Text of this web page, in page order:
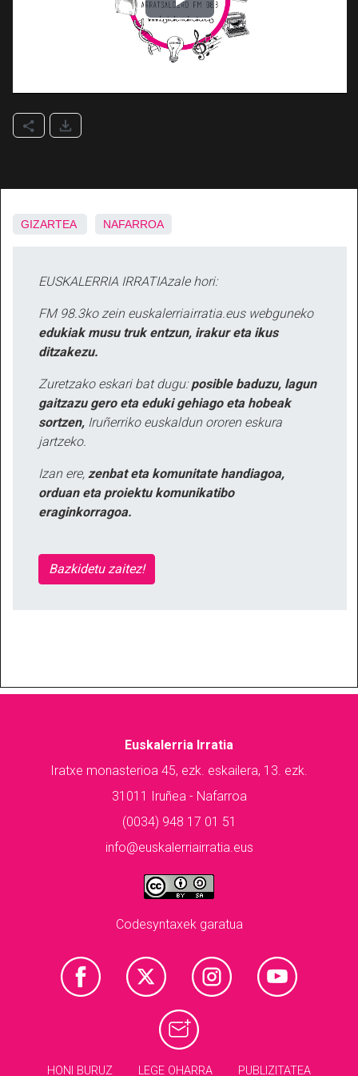
GIZARTEA NAFARROA
EUSKALERRIA IRRATIAzale hori:
FM 98.3ko zein euskalerriairratia.eus webguneko
edukiak musu truk entzun, irakur eta ikus
ditzakezu.
Zuretzako eskari bat dugu: posible baduzu, lagun
gaitzazu gero eta eduki gehiago eta hobeak
sortzen, Iruñerriko euskaldun ororen eskura
jartzeko.
Izan ere, zenbat eta komunitate handiagoa,
orduan eta proiektu komunikatibo
eraginkorragoa.
Bazkidetu zaitez!
Euskalerria Irratia
Iratxe monasterioa 45, ezk. eskailera, 13. ezk.
31011 Iruñea - Nafarroa
(0034) 948 17 01 51
info@euskalerriairratia.eus
Codesyntaxek garatua
HONI BURUZ LEGE OHARRA PUBLIZITATEA